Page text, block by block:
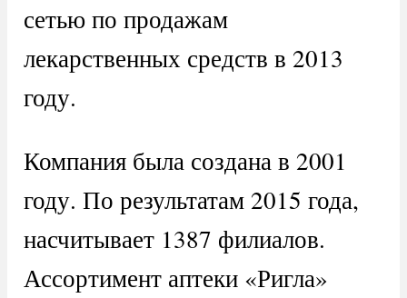
сетью по продажам
лекарственных средств в 2013
году.
Компания была создана в 2001
году. По результатам 2015 года,
насчитывает 1387 филиалов.
Ассортимент аптеки «Ригла»